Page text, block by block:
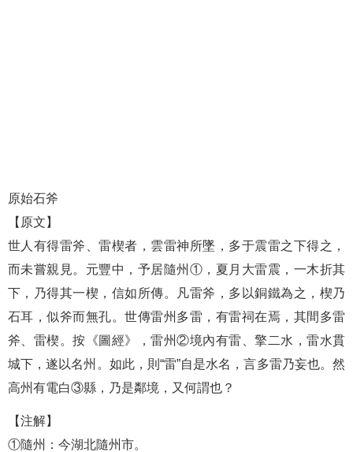
原始石斧
【原文】
世人有得雷斧、雷楔者，雲雷神所墜，多于震雷之下得之，
而未嘗親見。元豐中，予居隨州①，夏月大雷震，一木折其
下，乃得其一楔，信如所傳。凡雷斧，多以銅鐵為之，楔乃
石耳，似斧而無孔。世傳雷州多雷，有雷祠在焉，其間多雷
斧、雷楔。按《圖經》，雷州②境內有雷、擎二水，雷水貫
城下，遂以名州。如此，則“雷”自是水名，言多雷乃妄也。然
高州有電白③縣，乃是鄰境，又何謂也？
【注解】
①隨州：今湖北隨州市。